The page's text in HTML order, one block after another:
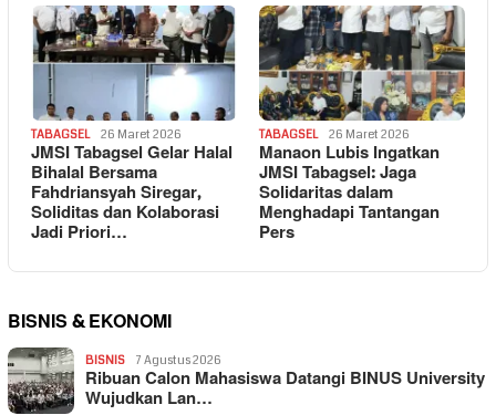
TABAGSEL 26 Maret 2026
JMSI Tabagsel Gelar Halal
Bihalal Bersama
Fahdriansyah Siregar,
Soliditas dan Kolaborasi
Jadi Priori…
TABAGSEL 26 Maret 2026
Manaon Lubis Ingatkan
JMSI Tabagsel: Jaga
Solidaritas dalam
Menghadapi Tantangan
Pers
BISNIS & EKONOMI
BISNIS 7 Agustus 2026
Ribuan Calon Mahasiswa Datangi BINUS University
Wujudkan Lan…